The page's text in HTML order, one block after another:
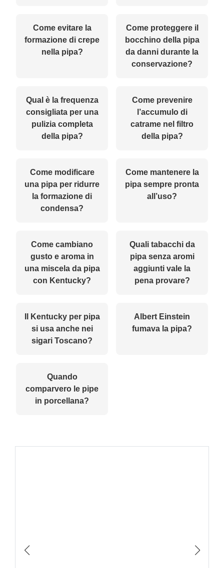
Come evitare la
formazione di crepe
nella pipa?
Come proteggere il
bocchino della pipa
da danni durante la
conservazione?
Qual è la frequenza
consigliata per una
pulizia completa
della pipa?
Come prevenire
l’accumulo di
catrame nel filtro
della pipa?
Come modificare
una pipa per ridurre
la formazione di
condensa?
Come mantenere la
pipa sempre pronta
all’uso?
Come cambiano
gusto e aroma in
una miscela da pipa
con Kentucky?
Quali tabacchi da
pipa senza aromi
aggiunti vale la
pena provare?
Il Kentucky per pipa
si usa anche nei
sigari Toscano?
Albert Einstein
fumava la pipa?
Quando
comparvero le pipe
in porcellana?